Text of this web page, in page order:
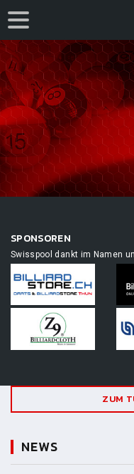
SPONSOREN
Swisspool dankt im Namen
ZUM
NEWS